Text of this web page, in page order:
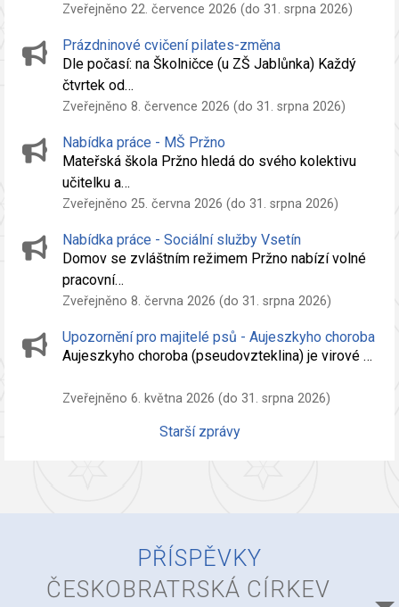
Zveřejněno 22. července 2026 (do 31. srpna 2026)
Prázdninové cvičení pilates-změna
Dle počasí: na Školničce (u ZŠ Jablůnka) Každý
čtvrtek od…
Zveřejněno 8. července 2026 (do 31. srpna 2026)
Nabídka práce - MŠ Pržno
Mateřská škola Pržno hledá do svého kolektivu
učitelku a…
Zveřejněno 25. června 2026 (do 31. srpna 2026)
Nabídka práce - Sociální služby Vsetín
Domov se zvláštním režimem Pržno nabízí volné
pracovní…
Zveřejněno 8. června 2026 (do 31. srpna 2026)
Upozornění pro majitelé psů - Aujeszkyho choroba
Aujeszkyho choroba (pseudovzteklina) je virové …
Zveřejněno 6. května 2026 (do 31. srpna 2026)
Starší zprávy
PŘÍSPĚVKY
ČESKOBRATRSKÁ CÍRKEV